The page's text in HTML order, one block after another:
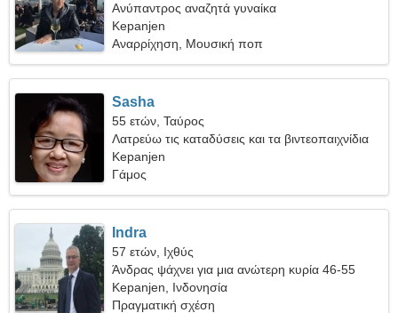
Ανύπαντρος αναζητά γυναίκα
Kepanjen
Αναρρίχηση, Μουσική ποπ
Sasha
55 ετών, Ταύρος
Λατρεύω τις καταδύσεις και τα βιντεοπαιχνίδια
Kepanjen
Γάμος
Indra
57 ετών, Ιχθύς
Άνδρας ψάχνει για μια ανώτερη κυρία 46-55
Kepanjen, Ινδονησία
Πραγματική σχέση